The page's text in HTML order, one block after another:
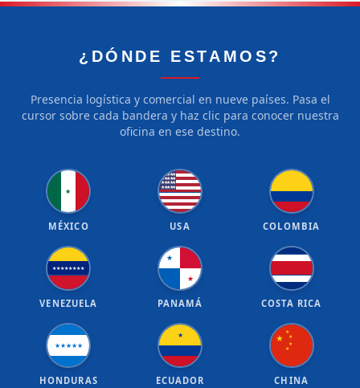
¿DÓNDE ESTAMOS?
Presencia logística y comercial en nueve países. Pasa el
cursor sobre cada bandera y haz clic para conocer nuestra
oficina en ese destino.
★
MÉXICO
★★★★★
★★★★★
★★★★★
★★★★★
USA COLOMBIA
★★★★★★★★
VENEZUELA
★
★
PANAMÁ COSTA RICA
★★★★★
HONDURAS
★
ECUADOR
★
★
★
★
★
CHINA